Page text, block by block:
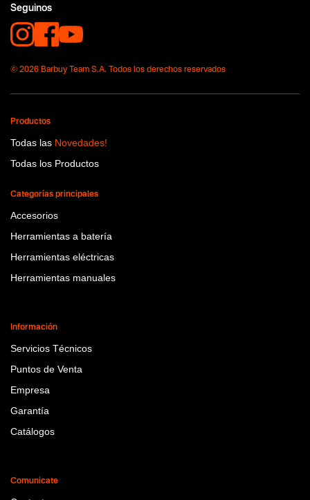
Seguinos
© 2026 Barbuy Team S.A. Todos los derechos reservados
Productos
Todas las Novedades!
Todas los Productos
Categorías principales
Accesorios
Herramientas a batería
Herramientas eléctricas
Herramientas manuales
Información
Servicios Técnicos
Puntos de Venta
Empresa
Garantía
Catálogos
Comunicate